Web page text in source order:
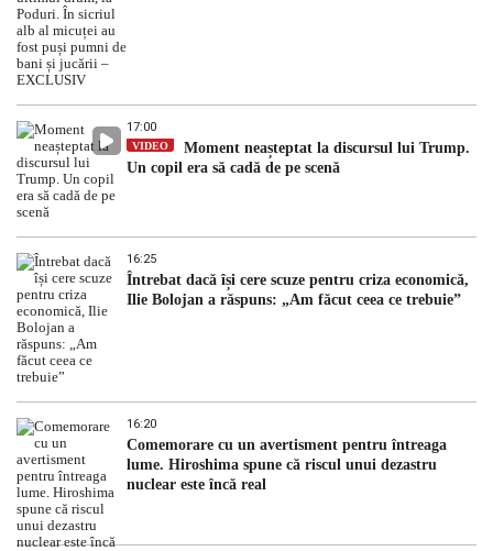
17:00
VIDEO
Moment neașteptat la discursul lui Trump.
Un copil era să cadă de pe scenă
16:25
Întrebat dacă își cere scuze pentru criza economică,
Ilie Bolojan a răspuns: „Am făcut ceea ce trebuie”
16:20
Comemorare cu un avertisment pentru întreaga
lume. Hiroshima spune că riscul unui dezastru
nuclear este încă real